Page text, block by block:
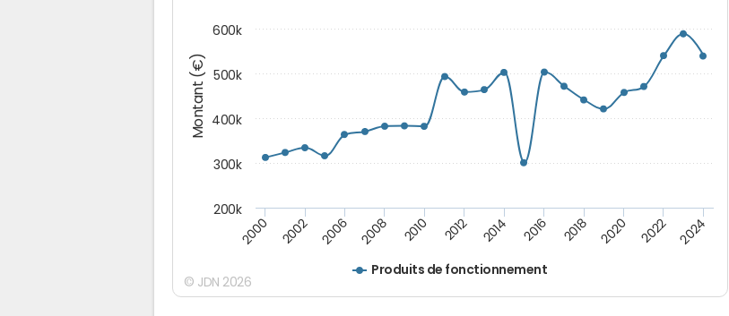
Montant (€)
Produits de fonctionnement
2000 2002 2006 2008 2010 2012 2014 2016 2018 2020 2022 2024
200k
300k
400k
500k
600k
© JDN 2026